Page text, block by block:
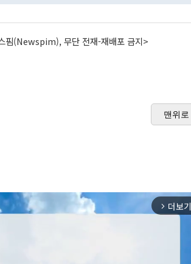
핌(Newspim), 무단 전재-재배포 금지>
맨위로
arrow_forward_ios 더보기